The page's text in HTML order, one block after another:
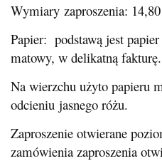
Wymiary zaproszenia:
Papier: podstawą jest
matowy, w delikatną fakturę.
Na wierzchu użyto papieru
odcieniu jasnego różu.
Zaproszenie otwierane
zamówienia zaproszenia